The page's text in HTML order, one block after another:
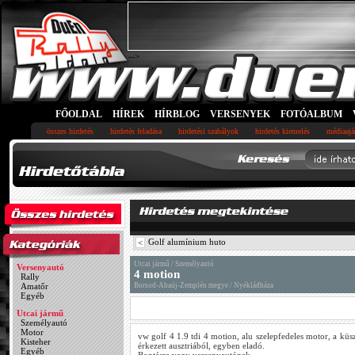
-->
FŐOLDAL HÍREK HÍRBLOG VERSENYEK FOTÓALBUM
összes hirdetés hirdetés feladása hirdetési szabályok hirdetés kiemelés
Versenyautó
Rally
Amatőr
Egyéb
Utcai jármű
Személyautó
Motor
Kisteher
Egyéb
< Golf alumínium huto
Utcai jármű / Személyautó
4 motion
Borsod-Abaúj-Zemplén megye / Nyékládháza
vw golf 4 1.9 tdi 4 motion, alu szelepfedeles motor, a
érkezett ausztriából, egyben eladó.